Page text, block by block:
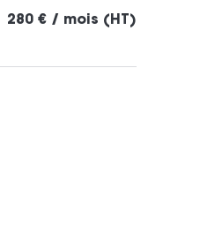
280 € / mois (HT)